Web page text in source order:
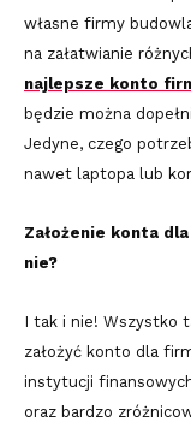
własne firmy
na załatwianie
najlepsze konto
będzie można
Jedyne, czego
nawet laptopa lub
Założenie konta
nie?
I tak i nie! Wszystko
założyć konto dla
instytucji
oraz bardzo